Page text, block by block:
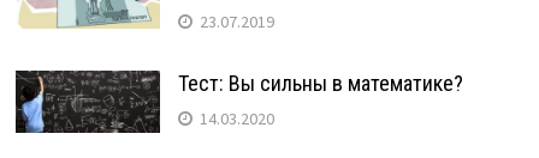
23.07.2019
Тест: Вы сильны в математике?
14.03.2020